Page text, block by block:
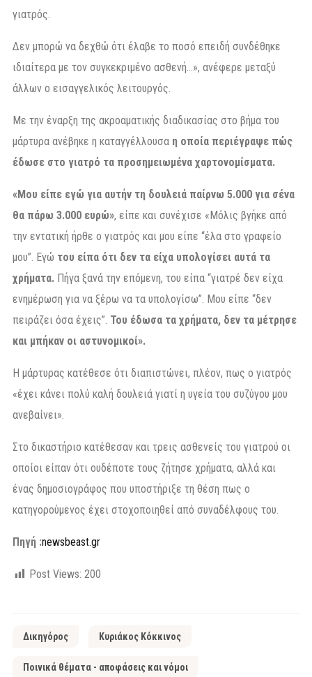
γιατρός.
Δεν μπορώ να δεχθώ ότι έλαβε το ποσό επειδή συνδέθηκε
ιδιαίτερα με τον συγκεκριμένο ασθενή…», ανέφερε μεταξύ
άλλων ο εισαγγελικός λειτουργός.
Με την έναρξη της ακροαματικής διαδικασίας στο βήμα του
μάρτυρα ανέβηκε η καταγγέλλουσα η οποία περιέγραψε πώς
έδωσε στο γιατρό τα προσημειωμένα χαρτονομίσματα.
«Μου είπε εγώ για αυτήν τη δουλειά παίρνω 5.000 για σένα
θα πάρω 3.000 ευρώ», είπε και συνέχισε «Μόλις βγήκε από
την εντατική ήρθε ο γιατρός και μου είπε “έλα στο γραφείο
μου”. Εγώ του είπα ότι δεν τα είχα υπολογίσει αυτά τα
χρήματα. Πήγα ξανά την επόμενη, του είπα “γιατρέ δεν είχα
ενημέρωση για να ξέρω να τα υπολογίσω”. Μου είπε “δεν
πειράζει όσα έχεις”. Του έδωσα τα χρήματα, δεν τα μέτρησε
και μπήκαν οι αστυνομικοί».
Η μάρτυρας κατέθεσε ότι διαπιστώνει, πλέον, πως ο γιατρός
«έχει κάνει πολύ καλή δουλειά γιατί η υγεία του συζύγου μου
ανεβαίνει».
Στο δικαστήριο κατέθεσαν και τρεις ασθενείς του γιατρού οι
οποίοι είπαν ότι ουδέποτε τους ζήτησε χρήματα, αλλά και
ένας δημοσιογράφος που υποστήριξε τη θέση πως ο
κατηγορούμενος έχει στοχοποιηθεί από συναδέλφους του.
Πηγή :newsbeast.gr
Post Views: 200
Δικηγόρος Κυριάκος Κόκκινος
Ποινικά θέματα - αποφάσεις και νόμοι